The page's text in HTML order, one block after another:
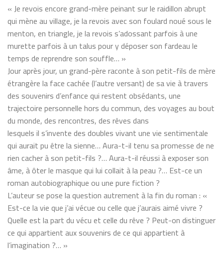
« Je revois encore grand-mère peinant sur le raidillon abrupt
qui mène au village, je la revois avec son foulard noué sous le
menton, en triangle, je la revois s’adossant parfois à une
murette parfois à un talus pour y déposer son fardeau le
temps de reprendre son souffle… »
Jour après jour, un grand-père raconte à son petit-fils de mère
étrangère la face cachée (l’autre versant) de sa vie à travers
des souvenirs d’enfance qui restent obsédants, une
trajectoire personnelle hors du commun, des voyages au bout
du monde, des rencontres, des rêves dans
lesquels il s’invente des doubles vivant une vie sentimentale
qui aurait pu être la sienne… Aura-t-il tenu sa promesse de ne
rien cacher à son petit-fils ?… Aura-t-il réussi à exposer son
âme, à ôter le masque qui lui collait à la peau ?… Est-ce un
roman autobiographique ou une pure fiction ?
L’auteur se pose la question autrement à la fin du roman : «
Est-ce la vie que j’ai vécue ou celle que j’aurais aimé vivre ?
Quelle est la part du vécu et celle du rêve ? Peut-on distinguer
ce qui appartient aux souvenirs de ce qui appartient à
l’imagination ?… »